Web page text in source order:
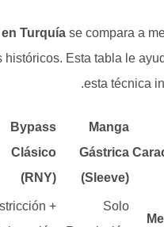
en Turquíase compara a
históricos. Esta tabla le
esta técnica
Manga
Gástrica
(Sleeve)
Bypass
Clásico
(RNY)
Solo
+